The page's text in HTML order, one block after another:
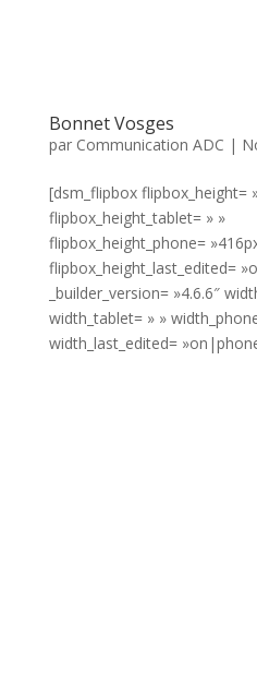
Bonnet Vosges
par Communication ADC |
[dsm_flipbox flipbox_height=
flipbox_height_tablet= » »
flipbox_height_phone=
flipbox_height_last_edited=
_builder_version= »4.6.6″
width_tablet= » »
width_last_edited=